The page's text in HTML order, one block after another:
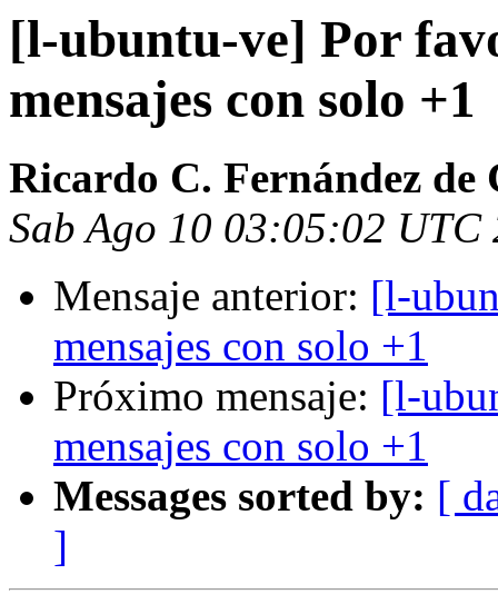
[l-ubuntu-ve] Por
mensajes con solo +1
Ricardo C. Fernández de
Sab Ago 10 03:05:02 UTC
Mensaje anterior: [l-
mensajes con solo +1
Próximo mensaje: [l-
mensajes con solo +1
Messages sorted by: [
]